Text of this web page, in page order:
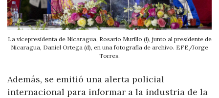
La vicepresidenta de Nicaragua, Rosario Murillo (i), junto al presidente de
Nicaragua, Daniel Ortega (d), en una fotografía de archivo. EFE/Jorge
Torres.
Además, se emitió una alerta policial
internacional para informar a la industria de la